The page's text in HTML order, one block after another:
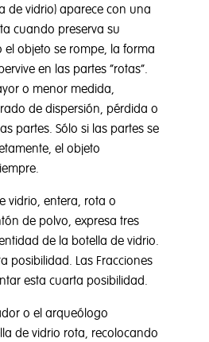
de vidrio) aparece con una
cuando preserva su
objeto se rompe, la forma
en las partes “rotas”.
o menor medida,
de dispersión, pérdida o
partes. Sólo si las partes se
el objeto
vidrio, entera, rota o
de polvo, expresa tres
de la botella de vidrio.
posibilidad. Las Fracciones
esta cuarta posibilidad.
o el arqueólogo
de vidrio rota, recolocando